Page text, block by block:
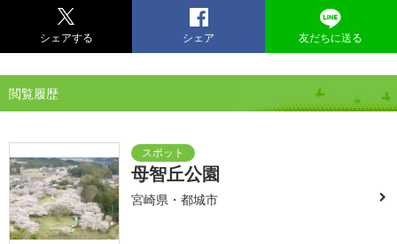
シェアする シェア 友だちに送る
閲覧履歴
母智丘公園
宮崎県・都城市